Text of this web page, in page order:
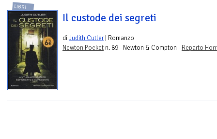
LIBRI
Il custode dei segreti
diJudith Cutler| Romanzo
Newton Pocket n. 89 - Newton & Compton - Reparto